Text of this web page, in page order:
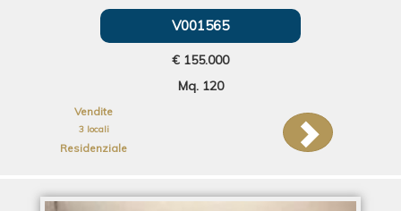
V001565
€ 155.000
Mq. 120
Vendite
3 locali
Residenziale